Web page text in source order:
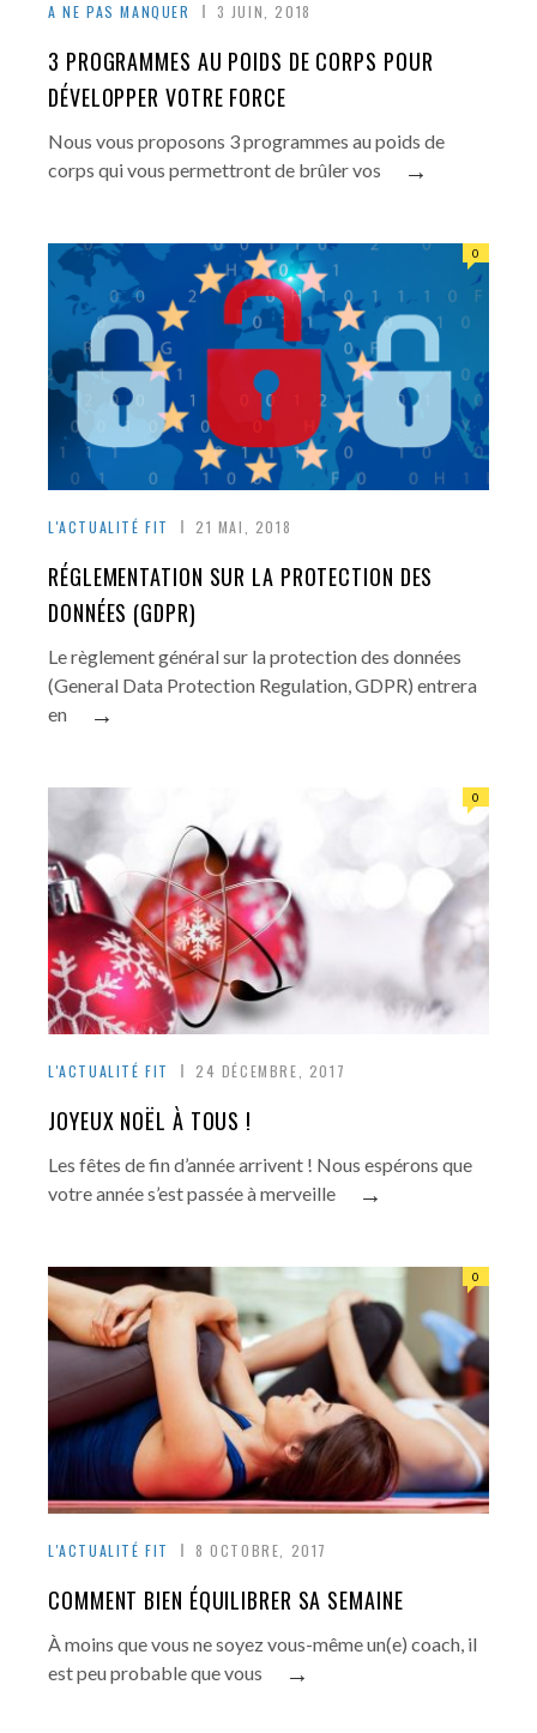
A NE PAS MANQUER 3 JUIN, 2018
3 PROGRAMMES AU POIDS DE CORPS POUR
DÉVELOPPER VOTRE FORCE
Nous vous proposons 3 programmes au poids de
corps qui vous permettront de brûler vos
→
L'ACTUALITÉ FIT 21 MAI, 2018
0
RÉGLEMENTATION SUR LA PROTECTION DES
DONNÉES (GDPR)
Le règlement général sur la protection des données
(General Data Protection Regulation, GDPR) entrera
en
→
L'ACTUALITÉ FIT 24 DÉCEMBRE, 2017
0
JOYEUX NOËL À TOUS !
Les fêtes de fin d’année arrivent ! Nous espérons que
votre année s’est passée à merveille
→
L'ACTUALITÉ FIT 8 OCTOBRE, 2017
0
COMMENT BIEN ÉQUILIBRER SA SEMAINE
À moins que vous ne soyez vous-même un(e) coach, il
est peu probable que vous
→